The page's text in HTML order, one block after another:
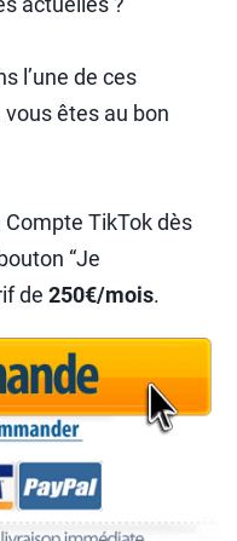
l’une de ces
êtes au bon
TikTok dès
“Je
de 250€/mois.